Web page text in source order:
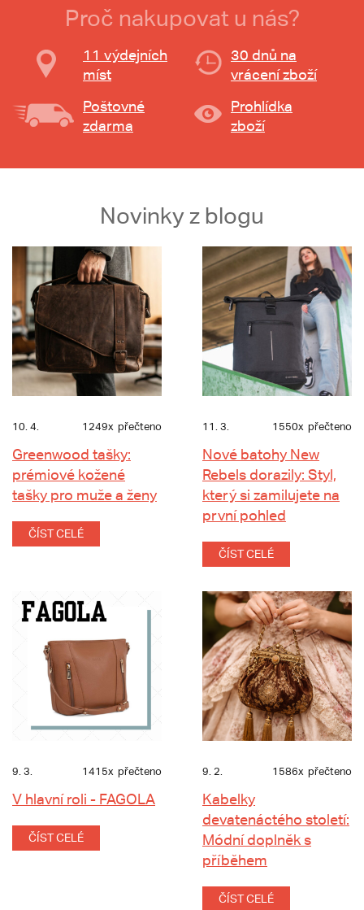
Proč nakupovat u nás?
11 výdejních
míst
30 dnů na
vrácení zboží
Poštovné
zdarma
Prohlídka
zboží
Novinky z blogu
10. 4. 1249x přečteno
Greenwood tašky:
prémiové kožené
tašky pro muže a ženy
ČÍST CELÉ
11. 3. 1550x přečteno
Nové batohy New
Rebels dorazily: Styl,
který si zamilujete na
první pohled
ČÍST CELÉ
9. 3. 1415x přečteno
V hlavní roli - FAGOLA
ČÍST CELÉ
9. 2. 1586x přečteno
Kabelky
devatenáctého století:
Módní doplněk s
příběhem
ČÍST CELÉ